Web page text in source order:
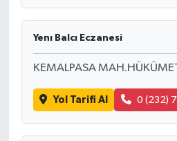
Yenı Balcı Eczanesi
KEMALPASA
Yol Tarifi Al 0 (232)